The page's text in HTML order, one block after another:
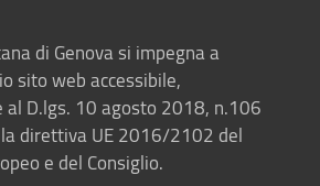
di Genova si impegna a
sito web accessibile,
al D.lgs. 10 agosto 2018, n.106
direttiva UE 2016/2102 del
e del Consiglio.